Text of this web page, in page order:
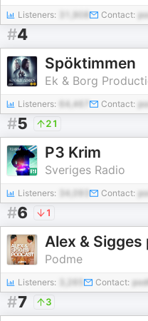
Listeners: Contact:
#4
Spöktimmen
Ek & Borg
Listeners: 64,467 Contact:
#5 21
P3 Krim
Sveriges Radio
Listeners: 34,093 Contact:
#6 1
Alex &
Podme
Listeners: Contact:
#7 3